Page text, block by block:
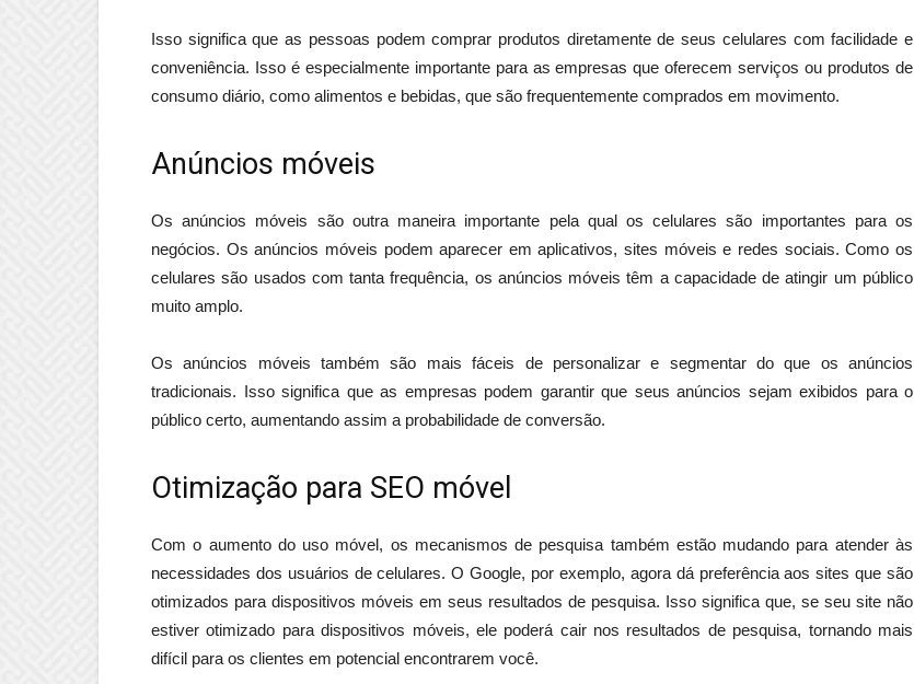
Isso significa que as pessoas podem comprar produtos diretamente de seus celulares com facilidade e
conveniência. Isso é especialmente importante para as empresas que oferecem serviços ou produtos de
consumo diário, como alimentos e bebidas, que são frequentemente comprados em movimento.
Anúncios móveis
Os anúncios móveis são outra maneira importante pela qual os celulares são importantes para os
negócios. Os anúncios móveis podem aparecer em aplicativos, sites móveis e redes sociais. Como os
celulares são usados ​​com tanta frequência, os anúncios móveis têm a capacidade de atingir um público
muito amplo.
Os anúncios móveis também são mais fáceis de personalizar e segmentar do que os anúncios
tradicionais. Isso significa que as empresas podem garantir que seus anúncios sejam exibidos para o
público certo, aumentando assim a probabilidade de conversão.
Otimização para SEO móvel
Com o aumento do uso móvel, os mecanismos de pesquisa também estão mudando para atender às
necessidades dos usuários de celulares. O Google, por exemplo, agora dá preferência aos sites que são
otimizados para dispositivos móveis em seus resultados de pesquisa. Isso significa que, se seu site não
estiver otimizado para dispositivos móveis, ele poderá cair nos resultados de pesquisa, tornando mais
difícil para os clientes em potencial encontrarem você.